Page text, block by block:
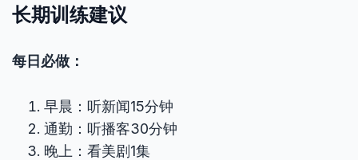
长期训练建议
每日必做：
早晨：听新闻15分钟
通勤：听播客30分钟
晚上：看美剧1集